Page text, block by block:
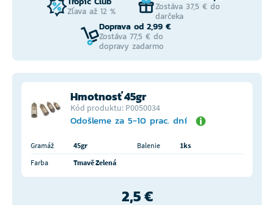
Zľava až 12 %
Zostáva 37,5 € do
darčeka
Doprava od 2,99 €
Zostáva 77,5 € do
dopravy zadarmo
Hmotnosť 45gr
Kód produktu: P0050034
Odošleme za 5-10 prac. dní
Gramáž 45gr Balenie
1ks
Farba
Tmavě Zelená
2,5 €